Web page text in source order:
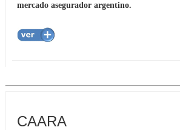
mercado asegurador argentino.
CAARA